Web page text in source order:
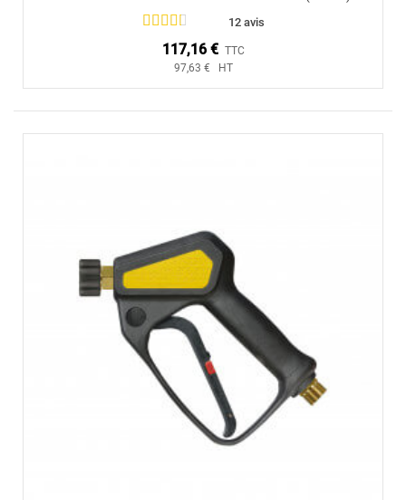
12 avis
117,16 € TTC
97,63 € HT